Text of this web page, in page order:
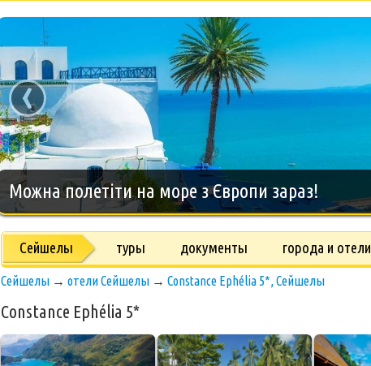
Новогодний тур на о.Занзибар, 8 дней
‹
Сейшелы туры документы города и отели
Сейшелы → отели Сейшелы → Constance Ephélia 5*, Сейшелы
Constance Ephélia 5*